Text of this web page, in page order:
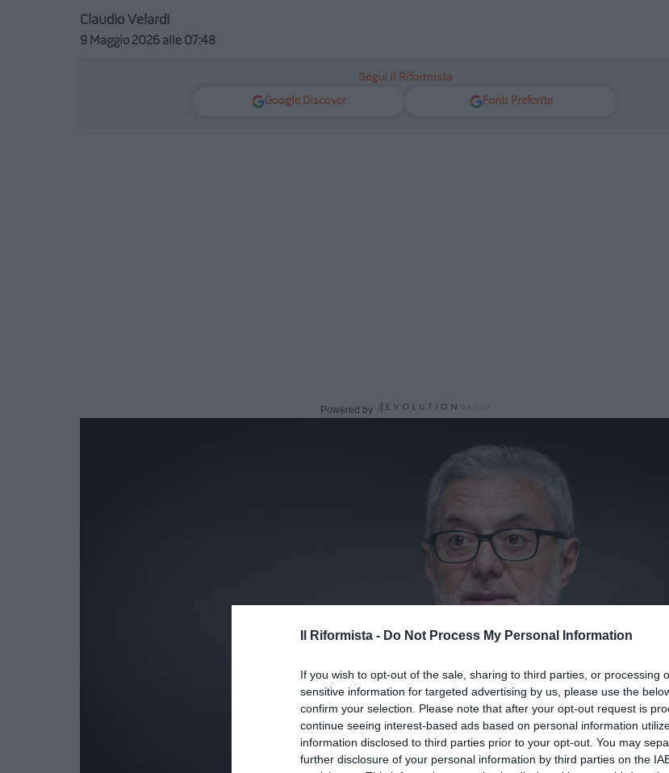
Il Riformista - Do Not Process My Personal Information
If you wish to opt-out of the sale, sharing to third parties, or processing
sensitive information for targeted advertising by us, please use the
confirm your selection. Please note that after your opt-out request is
continue seeing interest-based ads based on personal information
information disclosed to third parties prior to your opt-out. You may
further disclosure of your personal information by third parties on the
Claudio Velardi
9 Maggio 2026 alle 07:48
Segui il Riformista
Google Discover
Fonti Preferite
Powered by